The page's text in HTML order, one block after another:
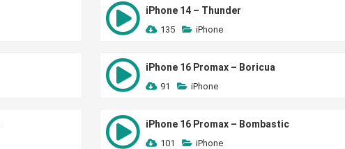
iPhone 14 – Thunder
135 iPhone
iPhone 16 Promax – Boricua
91 iPhone
iPhone 16 Promax – Bombastic
101 iPhone